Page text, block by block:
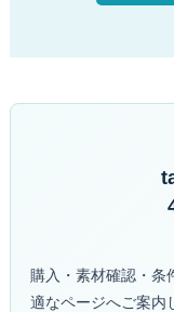
購入・素材確認・条
適なページへご案内